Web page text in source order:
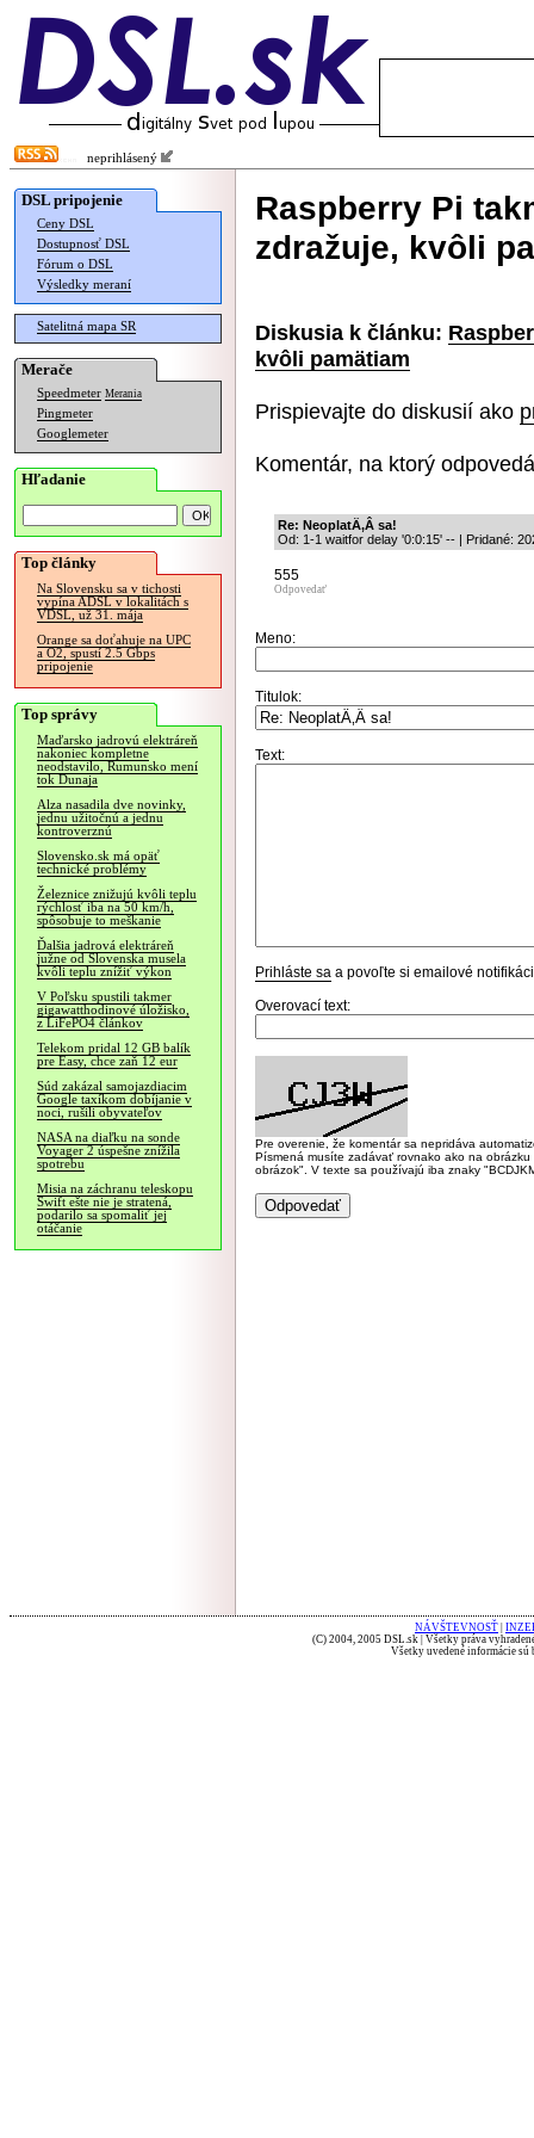
neprihlásený
DSL pripojenie
Ceny DSL
Dostupnosť DSL
Fórum o DSL
Výsledky meraní
Satelitná mapa SR
Merače
Speedmeter Merania
Pingmeter
Googlemeter
Hľadanie
Top články
Na Slovensku sa v tichosti
vypína ADSL v lokalitách s
VDSL, už 31. mája
Orange sa doťahuje na UPC
a O2, spustí 2.5 Gbps
pripojenie
Top správy
Maďarsko jadrovú elektráreň
nakoniec kompletne
neodstavilo, Rumunsko mení
tok Dunaja
Alza nasadila dve novinky,
jednu užitočnú a jednu
kontroverznú
Slovensko.sk má opäť
technické problémy
Železnice znižujú kvôli teplu
rýchlosť iba na 50 km/h,
spôsobuje to meškanie
Ďalšia jadrová elektráreň
južne od Slovenska musela
kvôli teplu znížiť výkon
V Poľsku spustili takmer
gigawatthodinové úložisko,
z LiFePO4 článkov
Telekom pridal 12 GB balík
pre Easy, chce zaň 12 eur
Súd zakázal samojazdiacim
Google taxíkom dobíjanie v
noci, rušili obyvateľov
NASA na diaľku na sonde
Voyager 2 úspešne znížila
spotrebu
Misia na záchranu teleskopu
Swift ešte nie je stratená,
podarilo sa spomaliť jej
otáčanie
Raspberry Pi
zdražuje, kvôli
Diskusia k článku:
kvôli pamätiam
Prispievajte do diskusií ako
Komentár, na ktorý
Re: NeoplatÄ‚Â­ sa!
Od: 1-1 waitfor delay '0:0:15' -- | Pridané:
555
Odpovedať
Meno:
Titulok:
Text:
Prihláste sa a povoľte si emailové
Overovací text:
Pre overenie, že komentár sa nepridáva
Písmená musíte zadávať rovnako ako na
obrázok". V texte sa používajú iba znaky
NÁVŠTEVNOSŤ
(C) 2004, 2005 DSL.sk | Všetky práva
Všetky uvedené informácie sú